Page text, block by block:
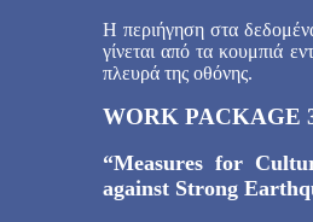
Η περιήγηση στα
γίνεται από τα κουμπιά
πλευρά της οθόνης.
WORK PACKAGE
“Measures for
against Strong